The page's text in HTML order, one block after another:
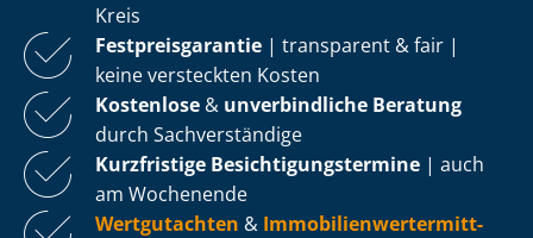
Kreis
Fest­preis­ga­ran­tie | transparent & fair |
keine versteckten Kosten
Kostenlose & unverbindliche Beratung
durch Sachverständige
Kurzfristige Be­sich­ti­gungs­ter­mi­ne | auch
am Wochenende
Wertgutachten & Im­mo­bi­li­en­wert­ermitt­